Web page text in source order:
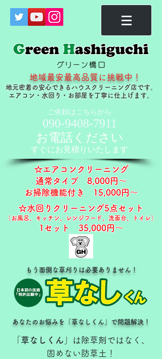
ご依頼はこちらから
090-9408-7911
お電話ください
すぐに​お見積りいたします
地域最安最高品質に挑戦中！
地元密着の安心できるハウスクリーニング店です。
​エアコン・水回り・お部屋を丁寧に仕上げます。
☆エアコンクリーニング
通常タイプ ​8,000円～
お掃除機能付き 15,000円～​​
☆水回りクリーニング5点セット
（お風呂、キッチン、レンジフード、洗面台、トイレ）
1セット 35,000円～​​
あなたのお悩みを「草なしくん」で問題解決！
草なしくん 」は除草剤ではなく、
固めない防草土！
​もう面倒な草刈りは必要ありません！